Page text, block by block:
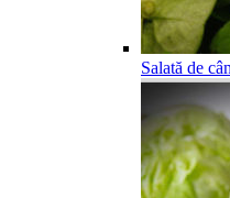
Salată de